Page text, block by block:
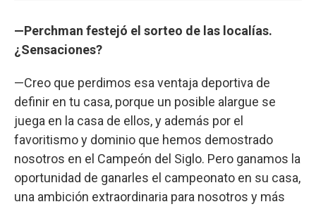
—Perchman festejó el sorteo de las localías.
¿Sensaciones?
—Creo que perdimos esa ventaja deportiva de
definir en tu casa, porque un posible alargue se
juega en la casa de ellos, y además por el
favoritismo y dominio que hemos demostrado
nosotros en el Campeón del Siglo. Pero ganamos la
oportunidad de ganarles el campeonato en su casa,
una ambición extraordinaria para nosotros y más